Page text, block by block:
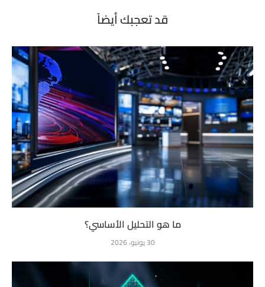
قد تعجبك أيضاً
ما هو التحليل الأساسي؟
30 يونيو، 2026